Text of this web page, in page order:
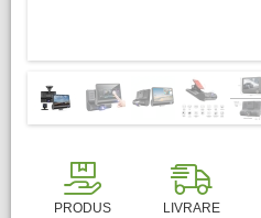
PRODUS
LIVRARE